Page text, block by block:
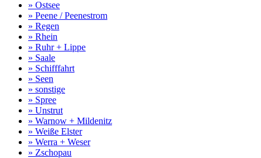
» Ostsee
» Peene / Peenestrom
» Regen
» Rhein
» Ruhr + Lippe
» Saale
» Schifffahrt
» Seen
» sonstige
» Spree
» Unstrut
» Warnow + Mildenitz
» Weiße Elster
» Werra + Weser
» Zschopau